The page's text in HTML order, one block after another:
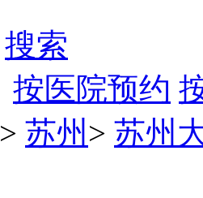
搜索
按医院预约
> 苏州 > 苏州